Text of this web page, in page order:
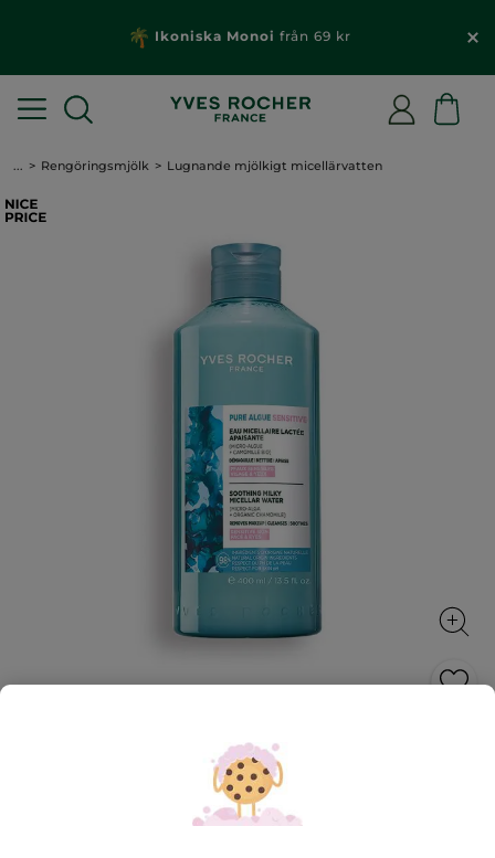
För varje beställning över 229 kr: Få en gåva &
frakt
... Rengöringsmjölk Lugnande mjölkigt micellärvatten
Lugnande mjölkigt micellärvatten
Tar enkelt bort smink samtidigt som den lugnar
huden
400 ml